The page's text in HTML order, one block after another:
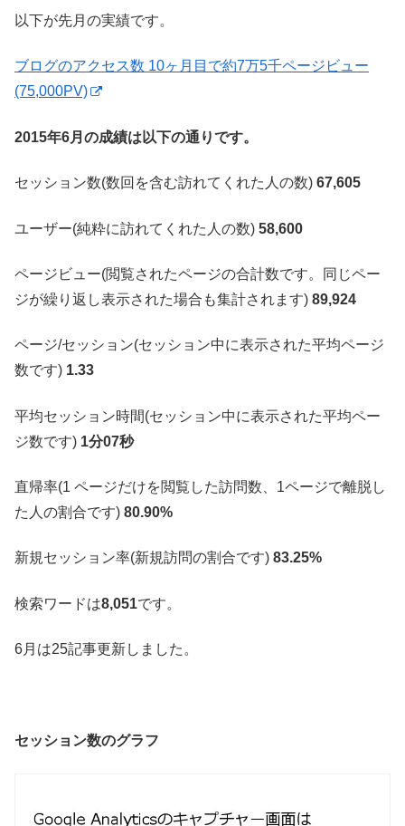
以下が先月の実績です。
ブログのアクセス数 10ヶ月目で約7万5千ページビュー
(75,000PV)
2015年6月の成績は以下の通りです。
セッション数(数回を含む訪れてくれた人の数) 67,605
ユーザー(純粋に訪れてくれた人の数) 58,600
ページビュー(閲覧されたページの合計数です。同じペー
ジが繰り返し表示された場合も集計されます) 89,924
ページ/セッション(セッション中に表示された平均ページ
数です) 1.33
平均セッション時間(セッション中に表示された平均ペー
ジ数です) 1分07秒
直帰率(1 ページだけを閲覧した訪問数、1ページで離脱し
た人の割合です) 80.90%
新規セッション率(新規訪問の割合です) 83.25%
検索ワードは8,051です。
6月は25記事更新しました。
セッション数のグラフ